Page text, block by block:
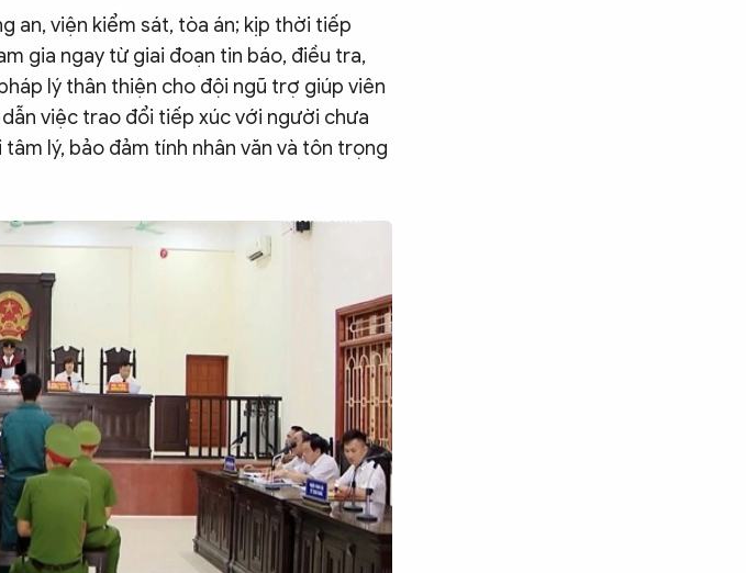
an, viện kiểm sát, tòa án; kịp thời tiếp
gia ngay từ giai đoạn tin báo, điều tra,
lý thân thiện cho đội ngũ trợ giúp viên
việc trao đổi tiếp xúc với người chưa
lý, bảo đảm tính nhân văn và tôn trọng